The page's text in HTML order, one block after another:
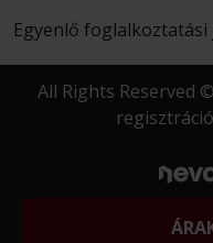
Egyenlő
All Rights Reserved